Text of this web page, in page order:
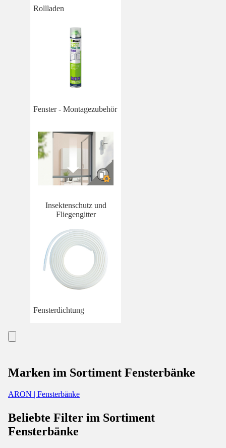
Rollladen
Fenster - Montagezubehör
Insektenschutz und
Fliegengitter
Fensterdichtung
Marken im Sortiment Fensterbänke
ARON | Fensterbänke
Beliebte Filter im Sortiment
Fensterbänke